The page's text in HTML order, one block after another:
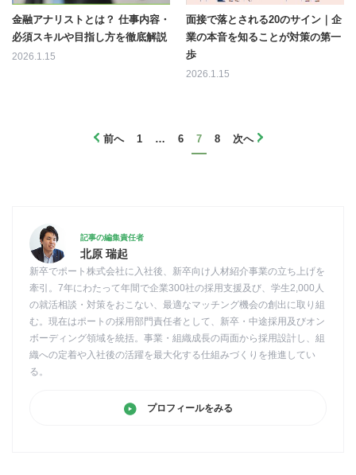
金融アナリストとは？ 仕事内容・
必須スキルや目指し方を徹底解説
2026.1.15
面接で落とされる20のサイン｜企
業の本音を知ることが対策の第一
歩
2026.1.15
前へ 1 … 6 7 8 次へ
記事の編集責任者
北原 瑞起
新卒でポート株式会社に入社後、新卒向け人材紹介事業の立ち上げを
牽引。7年にわたって年間で企業300社の採用支援及び、学生2,000人
の就活相談・対策をおこない、最適なマッチング機会の創出に取り組
む。現在はポートの採用部門責任者として、新卒・中途採用及びオン
ボーディング領域を統括。事業・組織成長の両面から採用設計し、組
織への定着や入社後の活躍を最大化する仕組みづくりを推進してい
る。
プロフィールをみる